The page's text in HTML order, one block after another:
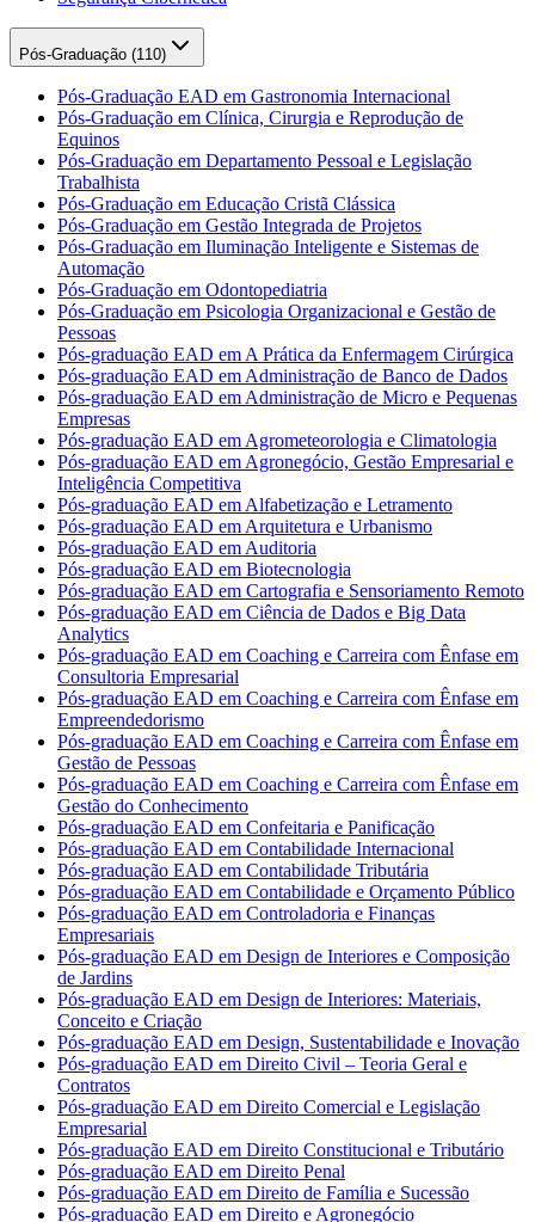
Pós-Graduação (110)
Pós-Graduação EAD em Gastronomia Internacional
Pós-Graduação em Clínica, Cirurgia e Reprodução de
Equinos
Pós-Graduação em Departamento Pessoal e Legislação
Trabalhista
Pós-Graduação em Educação Cristã Clássica
Pós-Graduação em Gestão Integrada de Projetos
Pós-Graduação em Iluminação Inteligente e Sistemas de
Automação
Pós-Graduação em Odontopediatria
Pós-Graduação em Psicologia Organizacional e Gestão de
Pessoas
Pós-graduação EAD em A Prática da Enfermagem Cirúrgica
Pós-graduação EAD em Administração de Banco de Dados
Pós-graduação EAD em Administração de Micro e Pequenas
Empresas
Pós-graduação EAD em Agrometeorologia e Climatologia
Pós-graduação EAD em Agronegócio, Gestão Empresarial e
Inteligência Competitiva
Pós-graduação EAD em Alfabetização e Letramento
Pós-graduação EAD em Arquitetura e Urbanismo
Pós-graduação EAD em Auditoria
Pós-graduação EAD em Biotecnologia
Pós-graduação EAD em Cartografia e Sensoriamento Remoto
Pós-graduação EAD em Ciência de Dados e Big Data
Analytics
Pós-graduação EAD em Coaching e Carreira com Ênfase em
Consultoria Empresarial
Pós-graduação EAD em Coaching e Carreira com Ênfase em
Empreendedorismo
Pós-graduação EAD em Coaching e Carreira com Ênfase em
Gestão de Pessoas
Pós-graduação EAD em Coaching e Carreira com Ênfase em
Gestão do Conhecimento
Pós-graduação EAD em Confeitaria e Panificação
Pós-graduação EAD em Contabilidade Internacional
Pós-graduação EAD em Contabilidade Tributária
Pós-graduação EAD em Contabilidade e Orçamento Público
Pós-graduação EAD em Controladoria e Finanças
Empresariais
Pós-graduação EAD em Design de Interiores e Composição
de Jardins
Pós-graduação EAD em Design de Interiores: Materiais,
Conceito e Criação
Pós-graduação EAD em Design, Sustentabilidade e Inovação
Pós-graduação EAD em Direito Civil – Teoria Geral e
Contratos
Pós-graduação EAD em Direito Comercial e Legislação
Empresarial
Pós-graduação EAD em Direito Constitucional e Tributário
Pós-graduação EAD em Direito Penal
Pós-graduação EAD em Direito de Família e Sucessão
Pós-graduação EAD em Direito e Agronegócio